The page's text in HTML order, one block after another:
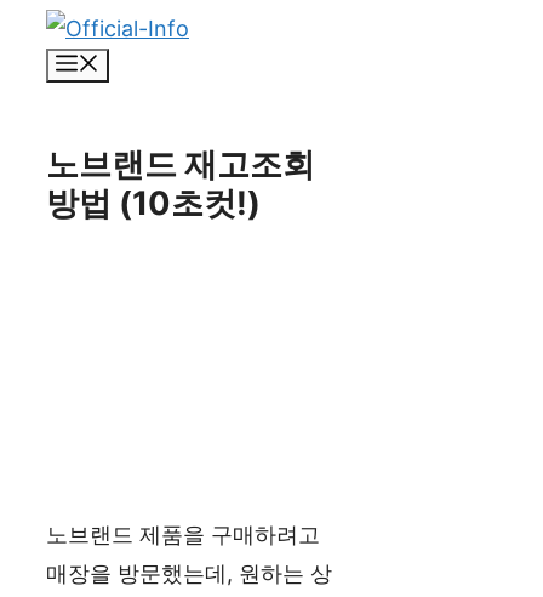
노브랜드 재고조회
방법 (10초컷!)
노브랜드 제품을 구매하려고
매장을 방문했는데, 원하는 상